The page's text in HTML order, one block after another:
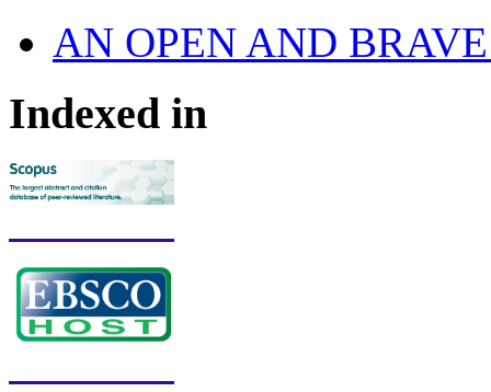
AN OPEN AND
Indexed in